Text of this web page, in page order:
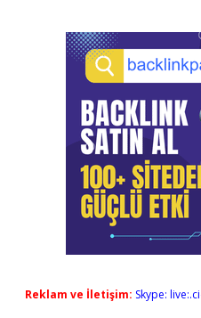
Reklam ve İletişim: Skype: